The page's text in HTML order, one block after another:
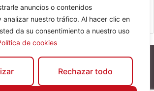
anuncios o contenidos
analizar nuestro tráfico. Al hacer clic en
da su consentimiento a nuestro uso
de cookies
Rechazar todo